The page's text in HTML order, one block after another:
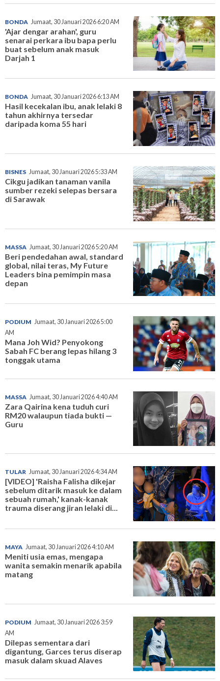
BONDA Jumaat, 30 Januari 2026 6:20 AM
'Ajar dengar arahan', guru
senarai perkara ibu bapa perlu
buat sebelum anak masuk
Darjah 1
BONDA Jumaat, 30 Januari 2026 6:13 AM
Hasil kecekalan ibu, anak lelaki 8
tahun akhirnya tersedar
daripada koma 55 hari
BISNES Jumaat, 30 Januari 2026 5:33 AM
Cikgu jadikan tanaman vanila
sumber rezeki selepas bersara
di Sarawak
MASSA Jumaat, 30 Januari 2026 5:20 AM
Beri pendedahan awal, standard
global, nilai teras, My Future
Leaders bina pemimpin masa
depan
PODIUM Jumaat, 30 Januari 2026 5:00
AM
Mana Joh Wid? Penyokong
Sabah FC berang lepas hilang 3
tonggak utama
MASSA Jumaat, 30 Januari 2026 4:40 AM
Zara Qairina kena tuduh curi
RM20 walaupun tiada bukti —
Guru
TULAR Jumaat, 30 Januari 2026 4:34 AM
[VIDEO] 'Raisha Falisha dikejar
sebelum ditarik masuk ke dalam
sebuah rumah,' kanak-kanak
trauma diserang jiran lelaki di...
MAYA Jumaat, 30 Januari 2026 4:10 AM
Meniti usia emas, mengapa
wanita semakin menarik apabila
matang
PODIUM Jumaat, 30 Januari 2026 3:59
AM
Dilepas sementara dari
digantung, Garces terus diserap
masuk dalam skuad Alaves